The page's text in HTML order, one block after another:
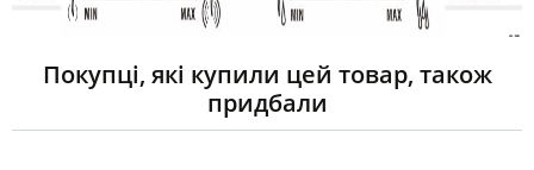
Покупці, які купили цей товар, також
придбали